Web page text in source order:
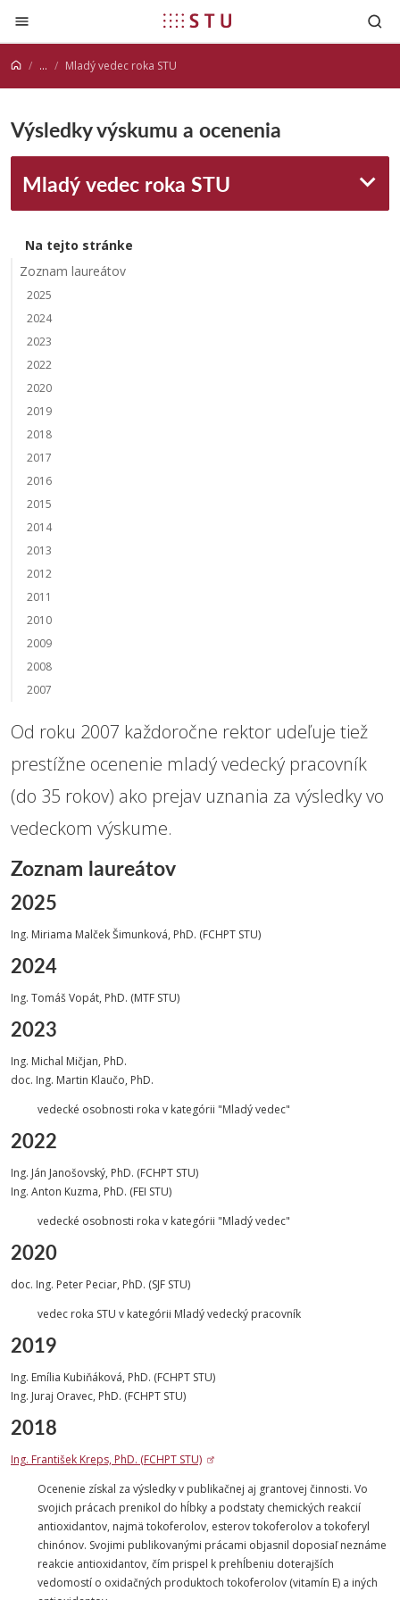
Prejsť na obsah
... Mladý vedec roka STU
Výsledky výskumu a ocenenia
Mladý vedec roka STU
Na tejto stránke
Zoznam laureátov
2025
2024
2023
2022
2020
2019
2018
2017
2016
2015
2014
2013
2012
2011
2010
2009
2008
2007
Od roku 2007 každoročne rektor udeľuje tiež
prestížne ocenenie mladý vedecký pracovník
(do 35 rokov) ako prejav uznania za výsledky vo
vedeckom výskume.
Zoznam laureátov
2025
Ing. Miriama Malček Šimunková, PhD. (FCHPT STU)
2024
Ing. Tomáš Vopát, PhD. (MTF STU)
2023
Ing. Michal Mičjan, PhD.
doc. Ing. Martin Klaučo, PhD.
vedecké osobnosti roka v kategórii "Mladý vedec"
2022
Ing. Ján Janošovský, PhD. (FCHPT STU)
Ing. Anton Kuzma, PhD. (FEI STU)
vedecké osobnosti roka v kategórii "Mladý vedec"
2020
doc. Ing. Peter Peciar, PhD. (SJF STU)
vedec roka STU v kategórii Mladý vedecký pracovník
2019
Ing. Emília Kubiňáková, PhD. (FCHPT STU)
Ing. Juraj Oravec, PhD. (FCHPT STU)
2018
Ing. František Kreps, PhD. (FCHPT STU)
Ocenenie získal za výsledky v publikačnej aj grantovej činnosti. Vo
svojich prácach prenikol do hĺbky a podstaty chemických reakcií
antioxidantov, najmä tokoferolov, esterov tokoferolov a tokoferyl
chinónov. Svojimi publikovanými prácami objasnil doposiaľ neznáme
reakcie antioxidantov, čím prispel k prehĺbeniu doterajších
vedomostí o oxidačných produktoch tokoferolov (vitamín E) a iných